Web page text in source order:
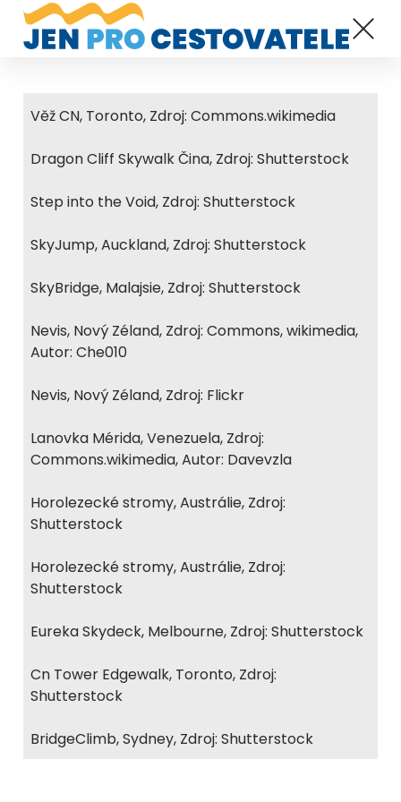
Věž CN, Toronto, Zdroj: Commons.wikimedia
Dragon Cliff Skywalk Čina, Zdroj: Shutterstock
Step into the Void, Zdroj: Shutterstock
SkyJump, Auckland, Zdroj: Shutterstock
SkyBridge, Malajsie, Zdroj: Shutterstock
Nevis, Nový Zéland, Zdroj: Commons, wikimedia,
Autor: Che010
Nevis, Nový Zéland, Zdroj: Flickr
Lanovka Mérida, Venezuela, Zdroj:
Commons.wikimedia, Autor: Davevzla
Horolezecké stromy, Austrálie, Zdroj:
Shutterstock
Horolezecké stromy, Austrálie, Zdroj:
Shutterstock
Eureka Skydeck, Melbourne, Zdroj: Shutterstock
Cn Tower Edgewalk, Toronto, Zdroj:
Shutterstock
BridgeClimb, Sydney, Zdroj: Shutterstock